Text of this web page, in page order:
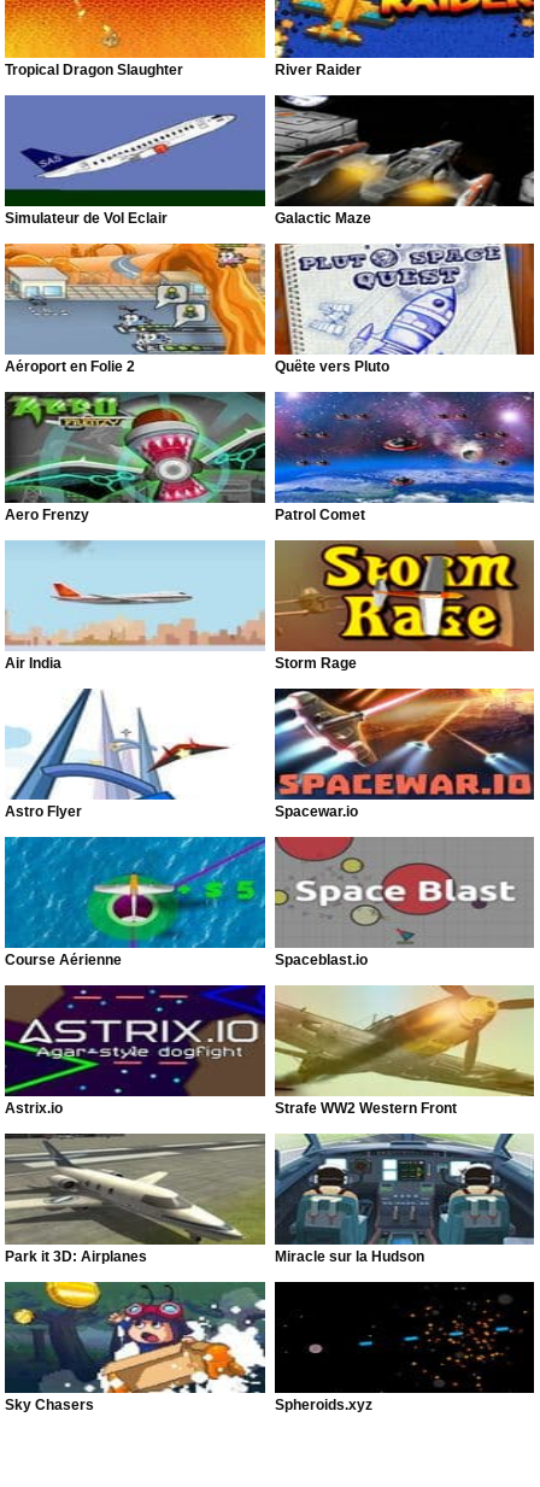
Tropical Dragon Slaughter River Raider
Simulateur de Vol Éclair Galactic Maze
Aéroport en Folie 2 Quête vers Pluto
Aero Frenzy Patrol Comet
Air India Storm Rage
Astro Flyer Spacewar.io
Course Aérienne Spaceblast.io
Astrix.io Strafe WW2 Western Front
Park it 3D: Airplanes Miracle sur la Hudson
Sky Chasers Spheroids.xyz